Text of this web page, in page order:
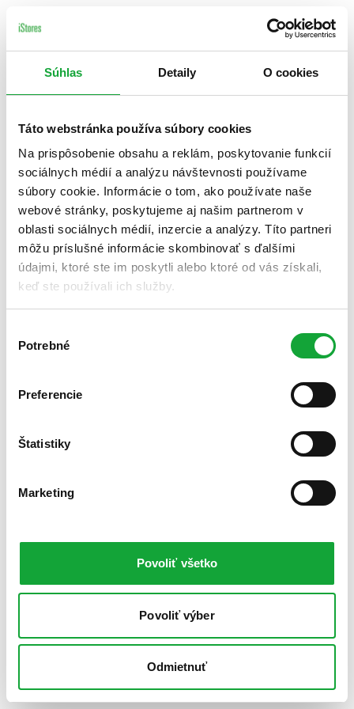
Súhlas Detaily O cookies
Táto webstránka používa súbory cookies
Na prispôsobenie obsahu a reklám, poskytovanie funkcií
sociálnych médií a analýzu návštevnosti používame
súbory cookie. Informácie o tom, ako používate naše
webové stránky, poskytujeme aj našim partnerom v
oblasti sociálnych médií, inzercie a analýzy. Títo partneri
môžu príslušné informácie skombinovať s ďalšími
údajmi, ktoré ste im poskytli alebo ktoré od vás získali,
keď ste používali ich služby.
súhlasu
Potrebné
Preferencie
Štatistiky
Marketing
Povoliť všetko
Povoliť výber
Odmietnuť